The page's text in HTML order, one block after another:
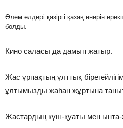
Әлем елдері қазіргі қазақ өнерін
болды.
Кино саласы да дамып жатыр.
Жас ұрпақтың ұлттық
ұлтымызды жаһан жұртына
Жастардың күш-қуаты мен ынта-